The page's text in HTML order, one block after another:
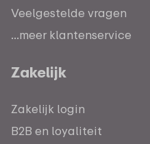
Veelgestelde vragen
...meer klantenservice
Zakelijk
Zakelijk login
B2B en loyaliteit